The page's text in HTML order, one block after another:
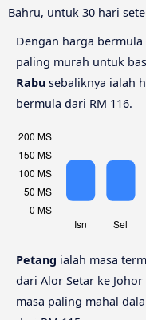
Bahru, untuk 30 hari
Dengan harga bermula
paling murah untuk
Rabu sebaliknya ialah
bermula dari RM 116.
Petang ialah masa
dari Alor Setar ke
masa paling mahal